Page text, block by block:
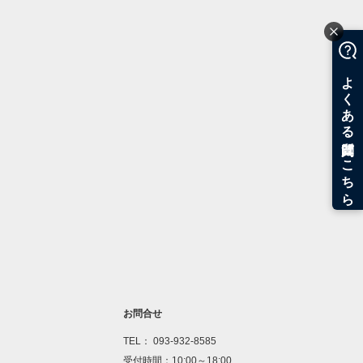
お問合せ
TEL： 093-932-8585
受付時間：10:00～18:00